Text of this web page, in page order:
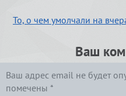
То, о чем умолчали на
Ваш
Ваш адрес email не будет
помечены *